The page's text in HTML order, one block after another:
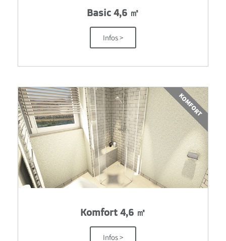
Basic 4,6 ㎡
Infos >
Komfort 4,6 ㎡
Infos >
KOMFORT